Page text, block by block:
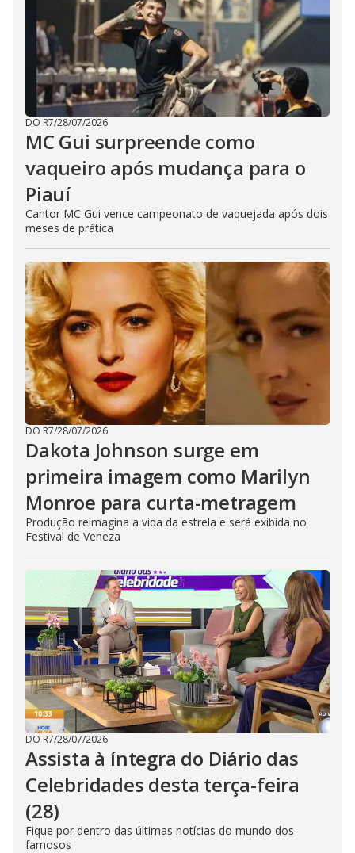
DO R7/28/07/2026
MC Gui surpreende como
vaqueiro após mudança para o
Piauí
Cantor MC Gui vence campeonato de vaquejada após dois
meses de prática
DO R7/28/07/2026
Dakota Johnson surge em
primeira imagem como Marilyn
Monroe para curta-metragem
Produção reimagina a vida da estrela e será exibida no
Festival de Veneza
DO R7/28/07/2026
Assista à íntegra do Diário das
Celebridades desta terça-feira
(28)
Fique por dentro das últimas notícias do mundo dos
famosos